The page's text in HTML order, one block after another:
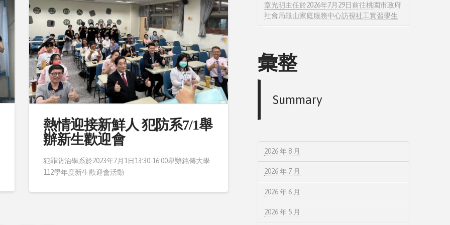
熱情迎接新鮮人 犯防系7/1舉
辦新生歡迎會
犯罪防治學系於2023年7月1日13:30-16:00舉辦銘傳大學
112學年度新生歡迎會活動
章光明主任於2026年7月29日前往桃園市政府
社會局龜山家庭服務中心訪視社工實習學生
彙整
Summary
2026 年 8 月
2026 年 7 月
2026 年 6 月
2026 年 5 月